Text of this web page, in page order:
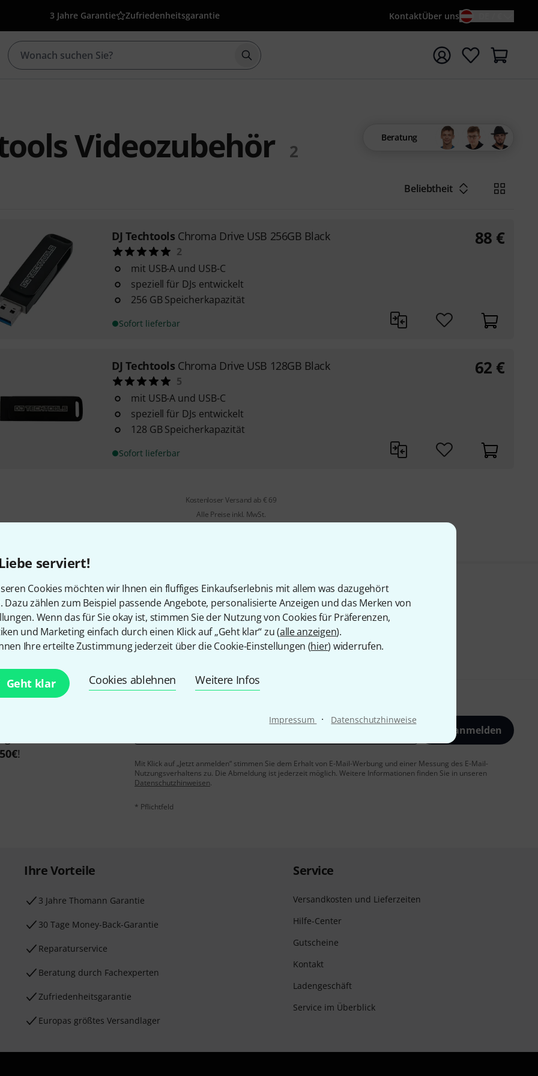
serviert!
Cookies möchten wir Ihnen ein fluffiges Einkaufserlebnis mit allem was dazugehört
Dazu zählen zum Beispiel passende Angebote, personalisierte Anzeigen und das Merken von
Wenn das für Sie okay ist, stimmen Sie der Nutzung von Cookies für Präferenzen,
und Marketing einfach durch einen Klick auf „Geht klar“ zu (alle anzeigen).
Ihre erteilte Zustimmung jederzeit über die Cookie-Einstellungen (hier) widerrufen.
Geht klar Cookies ablehnen Weitere Infos
Impressum · Datenschutzhinweise
3 Jahre Garantie Zufriedenheitsgarantie KontaktÜber uns
Suche mit Suchwort {searchTerm} starten
Videozubehör 2
Beratung
Beliebtheit
DJ Techtools Chroma Drive USB 256GB Black
2
mit USB-A und USB-C
speziell für DJs entwickelt
256 GB Speicherkapazität
Sofort lieferbar
88 €
DJ Techtools Chroma Drive USB 128GB Black
5
mit USB-A und USB-C
speziell für DJs entwickelt
128 GB Speicherkapazität
Sofort lieferbar
62 €
Kostenloser Versand ab € 69
Alle Preise inkl. MwSt.
Gefällt Ihnen, was Sie sehen?
Teilen Hilfe & Feedback
mit etwas Glück
50€!
Jetzt anmelden
Mit Klick auf „Jetzt anmelden“ stimmen Sie dem Erhalt von E-Mail-Werbung und einer Messung des E-Mail-
Nutzungsverhaltens zu. Die Abmeldung ist jederzeit möglich. Weitere Informationen finden Sie in unseren
Datenschutzhinweisen.
* Pflichtfeld
Ihre Vorteile
3 Jahre Thomann Garantie
30 Tage Money-Back-Garantie
Reparaturservice
Beratung durch Fachexperten
Zufriedenheitsgarantie
Europas größtes Versandlager
Service
Versandkosten und Lieferzeiten
Hilfe-Center
Gutscheine
Kontakt
Ladengeschäft
Service im Überblick